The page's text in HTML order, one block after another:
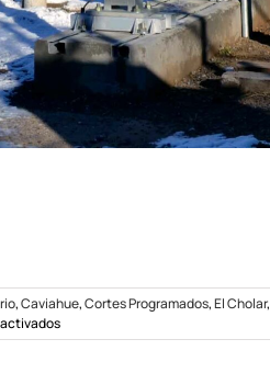
,Caviahue,Cortes Programados,El Cholar,
en
Cortes